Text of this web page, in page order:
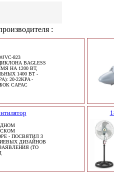
:
823
BAGLESS
НА 1200 ВТ,
1400 ВТ -
20-22KPA -
CAPAC
- ПОСВЯТИЛ 3
ДИЗАЙНОВ
(ТО